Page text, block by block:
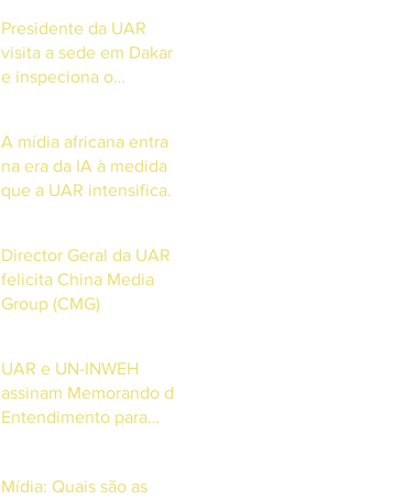
Presidente da UAR
visita a sede em Dakar
e inspeciona o
DiamniadioO
Presidente da União
Africana de
Jean-Martial Adou,
realizou uma visita
A mídia africana entra
na era da IA à medida
que a UAR intensifica
continental de
Inteligência Artificial.
Director Geral da UAR
felicita China Media
Group (CMG)
UAR e UN-INWEH
assinam Memorando de
Entendimento para
Global de Media em
Mídia: Quais são as